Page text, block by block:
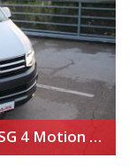
Volkswagen T6 Multivan 2.0 TDi DSG 4 Motion Highline